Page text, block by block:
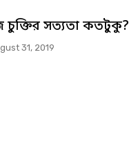
চুক্তির সত্যতা কতটুকু?
31, 2019